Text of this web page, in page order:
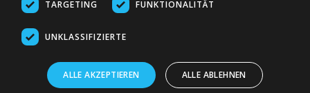
TARGETING FUNKTIONALITÄT
UNKLASSIFIZIERTE
ALLE AKZEPTIEREN ALLE ABLEHNEN